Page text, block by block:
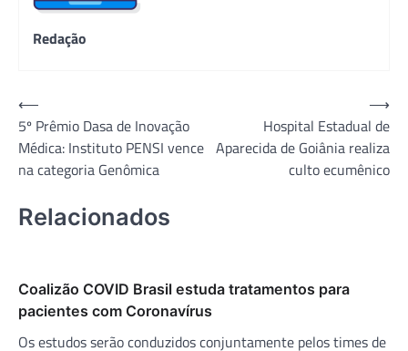
Redação
Navegação
de
Post
⟵
5º Prêmio Dasa de Inovação
Médica: Instituto PENSI vence
na categoria Genômica
Hospital Estadual de
Aparecida de Goiânia realiza
culto ecumênico
⟶
Relacionados
Coalizão COVID Brasil estuda tratamentos para
pacientes com Coronavírus
Os estudos serão conduzidos conjuntamente pelos times de